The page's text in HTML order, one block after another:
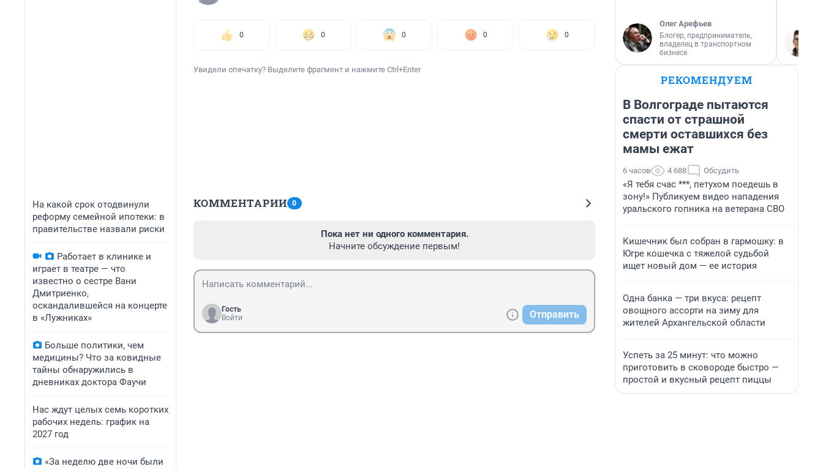
На какой срок отодвинули
реформу семейной ипотеки: в
правительстве назвали риски
Работает в клинике и
играет в театре — что
известно о сестре Вани
Дмитриенко,
оскандалившейся на концерте
в «Лужниках»
Больше политики, чем
медицины? Что за ковидные
тайны обнаружились в
дневниках доктора Фаучи
Нас ждут целых семь коротких
рабочих недель: график на
2027 год
«За неделю две ночи были
0 0 0 0 0
Увидели опечатку? Выделите фрагмент и нажмите Ctrl+Enter
КОММЕНТАРИИ 0
Пока нет ни одного комментария.
Начните обсуждение первым!
Гость
Войти
Отправить
Олег Арефьев
Блогер, предприниматель,
владелец в транспортном
бизнесе
РЕКОМЕНДУЕМ
В Волгограде пытаются
спасти от страшной
смерти оставшихся без
мамы ежат
6 часов 4 688 Обсудить
«Я тебя счас ***, петухом поедешь в
зону!» Публикуем видео нападения
уральского гопника на ветерана СВО
Кишечник был собран в гармошку: в
Югре кошечка с тяжелой судьбой
ищет новый дом — ее история
Одна банка — три вкуса: рецепт
овощного ассорти на зиму для
жителей Архангельской области
Успеть за 25 минут: что можно
приготовить в сковороде быстро —
простой и вкусный рецепт пиццы